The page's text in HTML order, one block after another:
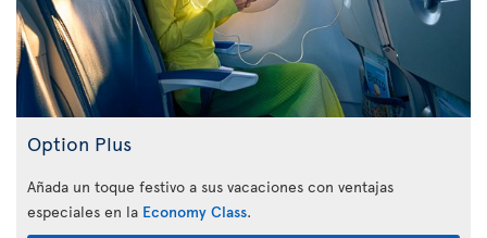
Option Plus
Añada un toque festivo a sus vacaciones con ventajas
especiales en la Economy Class.